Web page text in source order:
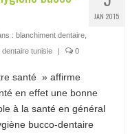
JAN 2015
: blanchiment dentaire
dentaire tunisie | 0
santé » affirme
en effet une bonne
à la santé en général
bucco-dentaire